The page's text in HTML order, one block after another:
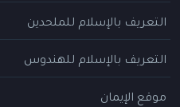
التعريف بالإسلام للملحدين
التعريف بالإسلام للهندوس
موقع الإيمان